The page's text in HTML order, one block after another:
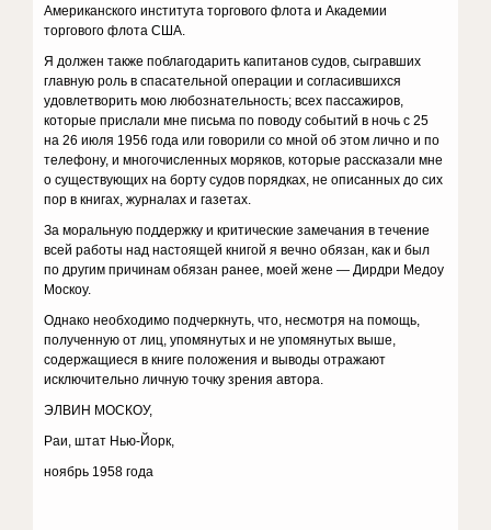
Американского института торгового флота и Академии
торгового флота США.
Я должен также поблагодарить капитанов судов, сыгравших
главную роль в спасательной операции и согласившихся
удовлетворить мою любознательность; всех пассажиров,
которые прислали мне письма по поводу событий в ночь с 25
на 26 июля 1956 года или говорили со мной об этом лично и по
телефону, и многочисленных моряков, которые рассказали мне
о существующих на борту судов порядках, не описанных до сих
пор в книгах, журналах и газетах.
За моральную поддержку и критические замечания в течение
всей работы над настоящей книгой я вечно обязан, как и был
по другим причинам обязан ранее, моей жене — Дирдри Медоу
Москоу.
Однако необходимо подчеркнуть, что, несмотря на помощь,
полученную от лиц, упомянутых и не упомянутых выше,
содержащиеся в книге положения и выводы отражают
исключительно личную точку зрения автора.
ЭЛВИН МОСКОУ,
Раи, штат Нью-Йорк,
ноябрь 1958 года